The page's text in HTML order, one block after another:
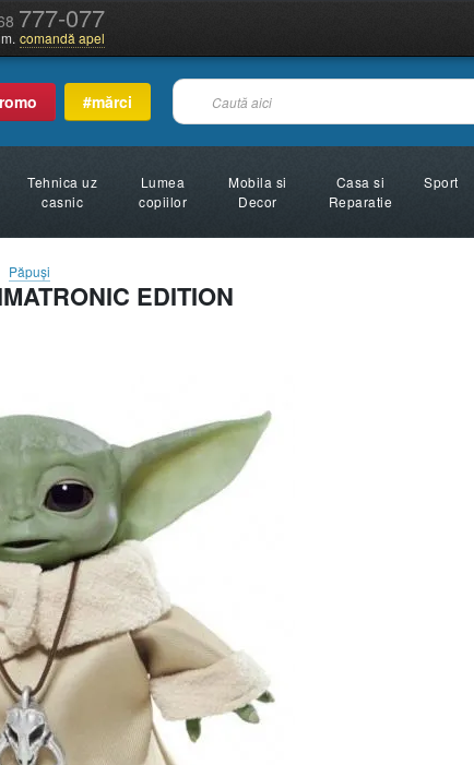
777-077
comandă apel
#mărci
Tehnica uz
casnic
Lumea
copiilor
Mobila si
Decor
Casa si
Reparatie
Sport
Păpuşi
EDITION